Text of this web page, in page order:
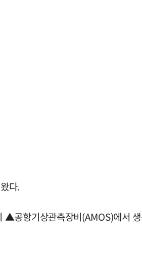
다.
항기상관측장비(AMOS)에서